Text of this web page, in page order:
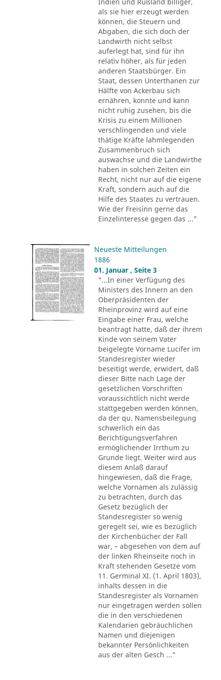
als sie hier erzeugt werden
können, die Steuern und
Abgaben, die sich doch der
Landwirth nicht selbst
auferlegt hat, sind für ihn
relativ höher, als für jeden
anderen Staatsbürger. Ein
Staat, dessen Unterthanen zur
Hälfte von Ackerbau sich
ernähren, konnte und kann
nicht ruhig zusehen, bis die
Krisis zu einem Millionen
verschlingenden und viele
thätige Kräfte lahmlegenden
Zusammenbruch sich
auswachse und die Landwirthe
haben in solchen Zeiten ein
Recht, nicht nur auf die eigene
Kraft, sondern auch auf die
Hilfe des Staates zu vertrauen.
Wie der Freisinn gerne das
Einzelinteresse gegen das ..."
Neueste Mitteilungen
1886
01. Januar , Seite 3
"...In einer Verfügung des
Ministers des Innern an den
Oberpräsidenten der
Rheinprovinz wird auf eine
Eingabe einer Frau, welche
beantragt hatte, daß der ihrem
Kinde von seinem Vater
beigelegte Vorname Lucifer im
Standesregister wieder
beseitigt werde, erwidert, daß
dieser Bitte nach Lage der
gesetzlichen Vorschriften
voraussichtlich nicht werde
stattgegeben werden können,
da der qu. Namensbeilegung
schwerlich ein das
Berichtigungsverfahren
ermöglichender Irrthum zu
Grunde liegt. Weiter wird aus
diesem Anlaß darauf
hingewiesen, daß die Frage,
welche Vornamen als zulässig
zu betrachten, durch das
Gesetz bezüglich der
Standesregister so wenig
geregelt sei, wie es bezüglich
der Kirchenbücher der Fall
war, – abgesehen von dem auf
der linken Rheinseite noch in
Kraft stehenden Gesetze vom
11. Germinal XI. (1. April 1803),
inhalts dessen in die
Standesregister als Vornamen
nur eingetragen werden sollen
die in den verschiedenen
Kalendarien gebräuchlichen
Namen und diejenigen
bekannter Persönlichkeiten
aus der alten Gesch ..."